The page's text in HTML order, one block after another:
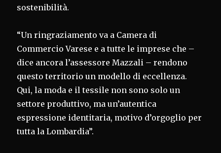
sostenibilità.
“Un ringraziamento va a Camera di
Commercio Varese e a tutte le imprese che –
dice ancora l’assessore Mazzali – rendono
questo territorio un modello di eccellenza.
Qui, la moda e il tessile non sono solo un
settore produttivo, ma un’autentica
espressione identitaria, motivo d’orgoglio per
tutta la Lombardia”.